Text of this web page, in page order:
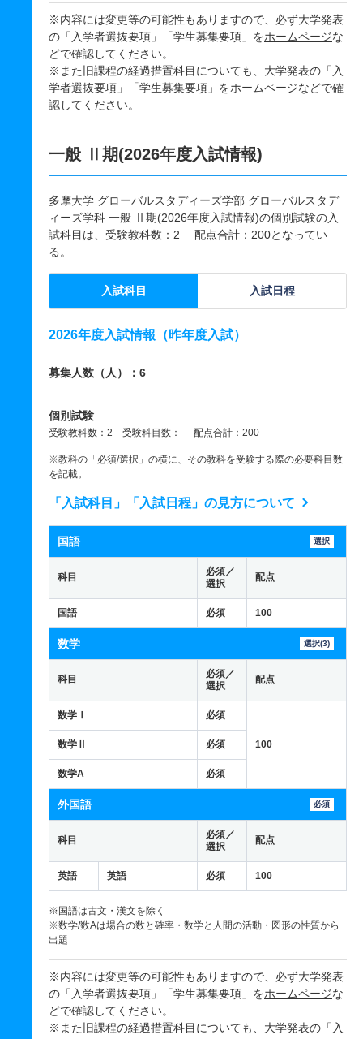
※内容には変更等の可能性もありますので、必ず大学発表
の「入学者選抜要項」「学生募集要項」をホームページな
どで確認してください。
※また旧課程の経過措置科目についても、大学発表の「入
学者選抜要項」「学生募集要項」をホームページなどで確
認してください。
一般 Ⅱ期(2026年度入試情報)
多摩大学 グローバルスタディーズ学部 グローバルスタデ
ィーズ学科 一般 Ⅱ期(2026年度入試情報)の個別試験の入
試科目は、受験教科数：2 配点合計：200となってい
る。
入試科目 入試日程
2026年度入試情報（昨年度入試）
募集人数（人）：6
個別試験
受験教科数：2 受験科目数：- 配点合計：200
※教科の「必須/選択」の横に、その教科を受験する際の必要科目数
を記載。
「入試科目」「入試日程」の見方について
国語 選択
科目
必須／
選択
配点
国語 必須 100
数学 選択(3)
科目
必須／
選択
配点
数学Ⅰ 必須
100
数学Ⅱ 必須
数学A 必須
外国語 必須
科目
必須／
選択
配点
英語 英語 必須 100
※国語は古文・漢文を除く
※数学/数Aは場合の数と確率・数学と人間の活動・図形の性質から
出題
※内容には変更等の可能性もありますので、必ず大学発表
の「入学者選抜要項」「学生募集要項」をホームページな
どで確認してください。
※また旧課程の経過措置科目についても、大学発表の「入